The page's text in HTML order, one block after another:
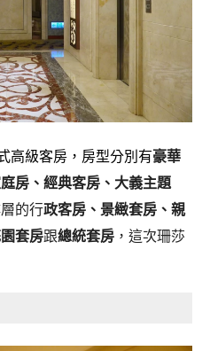
高級客房，房型分別有豪華
房、經典客房、大義主題
的行政客房、景緻套房、親
套房跟總統套房 ，這次珊莎